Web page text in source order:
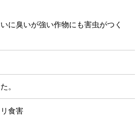
に臭いが強い作物にも害虫がつく
。
食害